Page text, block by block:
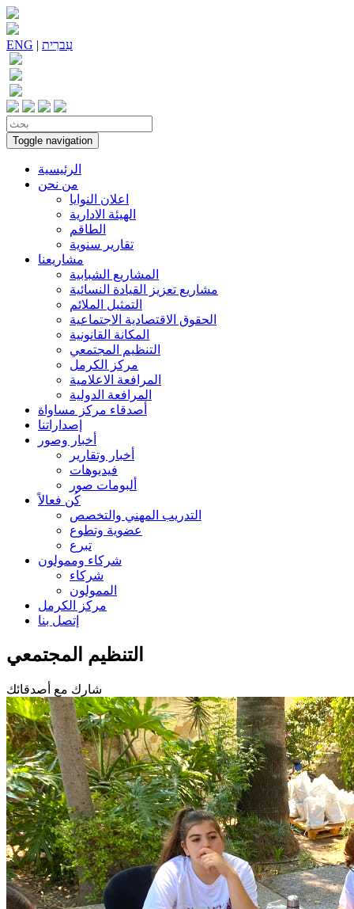
ENG | עִברִית
Toggle navigation
الرئيسية
من نحن
اعلان النوايا
الهيئة الادارية
الطاقم
تقارير سنوية
مشاريعنا
المشاريع الشبابية
مشاريع تعزيز القيادة النسائية
التمثيل الملائم
الحقوق الاقتصادية الاجتماعية
المكانة القانونية
التنظيم المجتمعي
مركز الكرمل
المرافعة الاعلامية
المرافعة الدولية
أصدقاء مركز مساواة
إصداراتنا
أخبار وصور
أخبار وتقارير
فيديوهات
ألبومات صور
كُن فعالاً
التدريب المهني والتخصص
عضوية وتطوع
تبرع
شركاء وممولون
شركاء
الممولون
مركز الكرمل
إتصل بنا
التنظيم المجتمعي
شارك مع أصدقائك